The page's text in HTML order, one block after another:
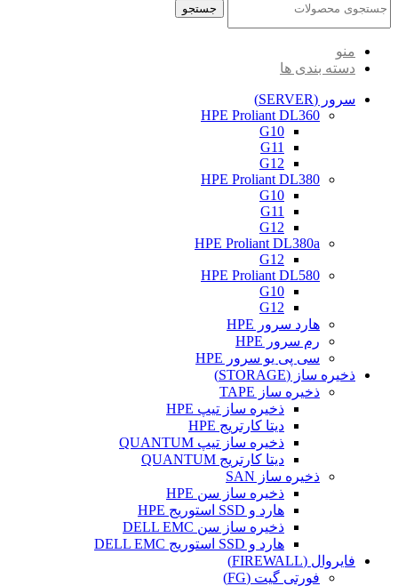
جستجو
منو
دسته بندی ها
سرور (SERVER)
HPE Proliant DL360
G10
G11
G12
HPE Proliant DL380
G10
G11
G12
HPE Proliant DL380a
G12
HPE Proliant DL580
G10
G12
هارد سرور HPE
رم سرور HPE
سی پی یو سرور HPE
ذخیره ساز (STORAGE)
ذخیره ساز TAPE
ذخیره ساز تیپ HPE
دیتا کارتریج HPE
ذخیره ساز تیپ QUANTUM
دیتا کارتریج QUANTUM
ذخیره ساز SAN
ذخیره ساز سن HPE
هارد و SSD استوریج HPE
ذخیره ساز سن DELL EMC
هارد و SSD استوریج DELL EMC
فایروال (FIREWALL)
فورتی گیت (FG)